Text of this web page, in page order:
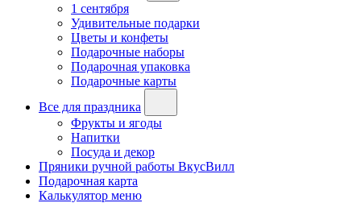
1 сентября
Удивительные подарки
Цветы и конфеты
Подарочные наборы
Подарочная упаковка
Подарочные карты
Все для праздника
Фрукты и ягоды
Напитки
Посуда и декор
Пряники ручной работы ВкусВилл
Подарочная карта
Калькулятор меню